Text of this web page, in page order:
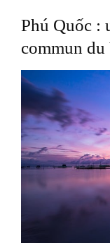
Phú Quốc :
commun du